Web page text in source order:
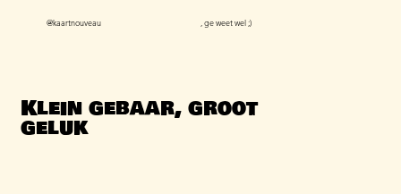
@kaartnouveau , ge weet wel ;)
Klein gebaar, groot
geluk